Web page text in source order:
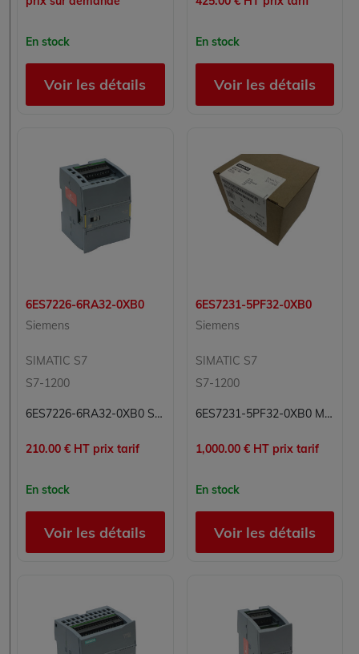
En stock
Voir les détails
En stock
Voir les détails
6ES7226-6RA32-0XB0
Siemens
SIMATIC S7
S7-1200
6ES7226-6RA32-0XB0 Simatic S7 Siemens
210.00 € HT prix tarif
En stock
Voir les détails
6ES7231-5PF32-0XB0
Siemens
SIMATIC S7
S7-1200
6ES7231-5PF32-0XB0 Module 8 entrées analogiques Carte 8E Simatic S7 Siemens
1,000.00 € HT prix tarif
En stock
Voir les détails